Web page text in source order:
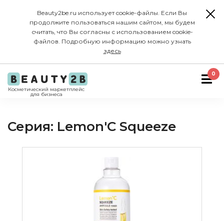
Beauty2be.ru использует cookie-файлы. Если Вы
продолжите пользоваться нашим сайтом, мы будем
считать, что Вы согласны с использованием cookie-
файлов. Подробную информацию можно узнать
здесь
Косметический маркетплейс
для бизнеса
0
Серия: Lemon'C Squeeze